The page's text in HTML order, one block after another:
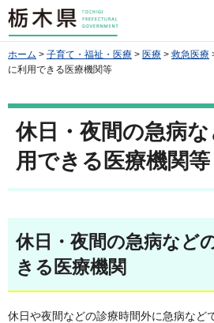
栃木県
ホーム > 子育て・福祉・医療 > 医療 > 救急医療
に利用できる医療機関等
休日・夜間の急病
用できる医療機関等
休日・夜間の急病など
きる医療機関
休日や夜間などの診療時間外に急病など